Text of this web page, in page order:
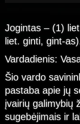
Jogintas – (1)
liet. ginti, gint-
Vardadienis:
Šio vardo
pastaba apie jų
įvairių galimybių
sugebėjimais ir